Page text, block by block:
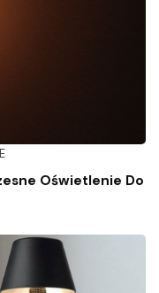
Oświetlenie Do